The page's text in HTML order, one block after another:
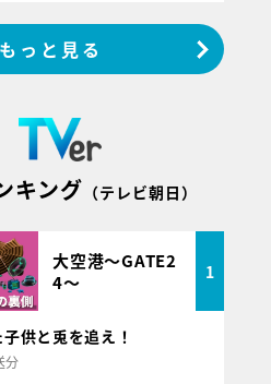
もっと見る
キング （テレビ朝日）
大空港～GATE2
4～
1
供と兎を追え！
分